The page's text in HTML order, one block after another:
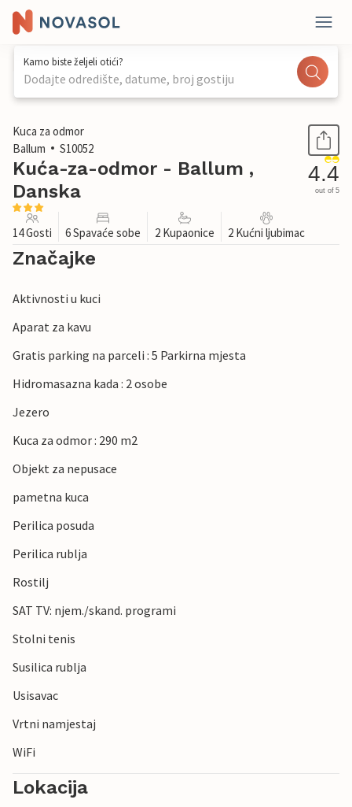
Kamo biste željeli otići?
Dodajte odredište, datume, broj gostiju
1 / 30
Kuca za odmor
Ballum
S10052
Kuća-za-odmor - Ballum ,
Danska
4.4
out of 5
14 Gosti 6 Spavaće sobe 2 Kupaonice 2 Kućni ljubimac
Značajke
Aktivnosti u kuci
Aparat za kavu
Gratis parking na parceli : 5 Parkirna mjesta
Hidromasazna kada : 2 osobe
Jezero
Kuca za odmor : 290 m2
Objekt za nepusace
pametna kuca
Perilica posuda
Perilica rublja
Rostilj
SAT TV: njem./skand. programi
Stolni tenis
Susilica rublja
Usisavac
Vrtni namjestaj
WiFi
Lokacija